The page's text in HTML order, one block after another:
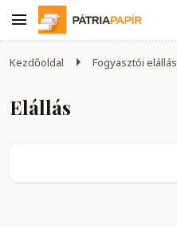
Kezdőoldal Fogyasztói elállás
Elállás